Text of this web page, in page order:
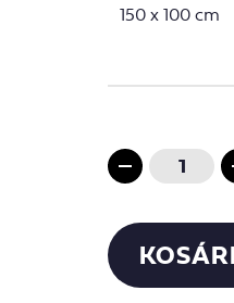
150 x 100 cm